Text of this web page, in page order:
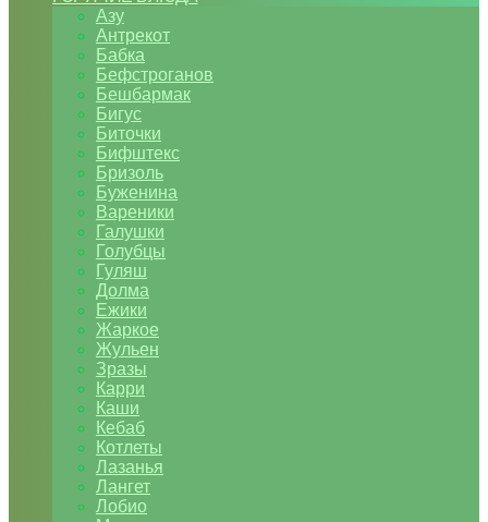
Азу
Антрекот
Бабка
Бефстроганов
Бешбармак
Бигус
Биточки
Бифштекс
Бризоль
Буженина
Вареники
Галушки
Голубцы
Гуляш
Долма
Ежики
Жаркое
Жульен
Зразы
Карри
Каши
Кебаб
Котлеты
Лазанья
Лангет
Лобио